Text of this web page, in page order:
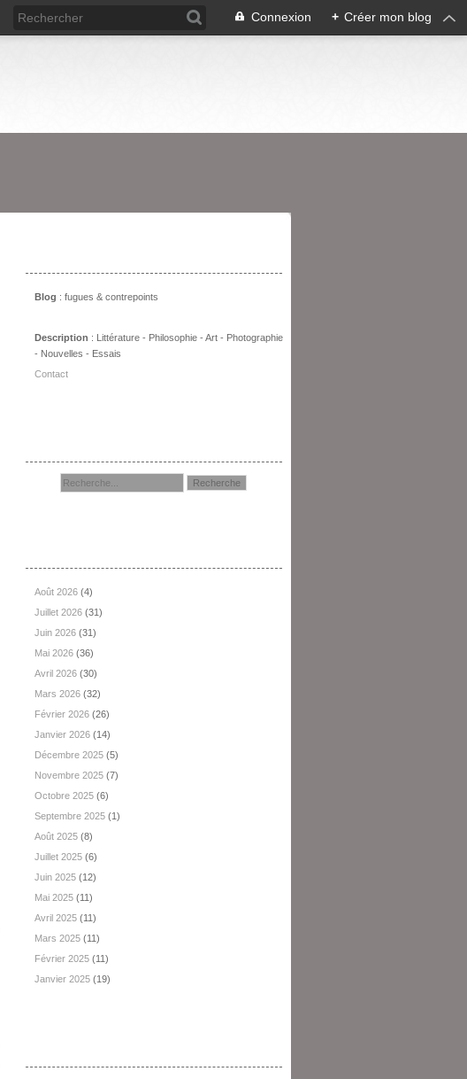
Connexion + Créer mon blog
Blog : fugues & contrepoints
Description : Littérature - Philosophie - Art - Photographie
- Nouvelles - Essais
Contact
Août 2026 (4)
Juillet 2026 (31)
Juin 2026 (31)
Mai 2026 (36)
Avril 2026 (30)
Mars 2026 (32)
Février 2026 (26)
Janvier 2026 (14)
Décembre 2025 (5)
Novembre 2025 (7)
Octobre 2025 (6)
Septembre 2025 (1)
Août 2025 (8)
Juillet 2025 (6)
Juin 2025 (12)
Mai 2025 (11)
Avril 2025 (11)
Mars 2025 (11)
Février 2025 (11)
Janvier 2025 (19)